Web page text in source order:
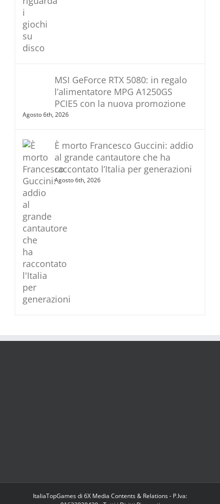
MSI GeForce RTX 5080: in regalo
l’alimentatore MPG A1250GS
PCIE5 con la nuova promozione
Agosto 6th, 2026
È morto Francesco Guccini: addio
al grande cantautore che ha
raccontato l’Italia per generazioni
Agosto 6th, 2026
ItaliaTopGames di 6X Media Contents & Relations - P.Iva: